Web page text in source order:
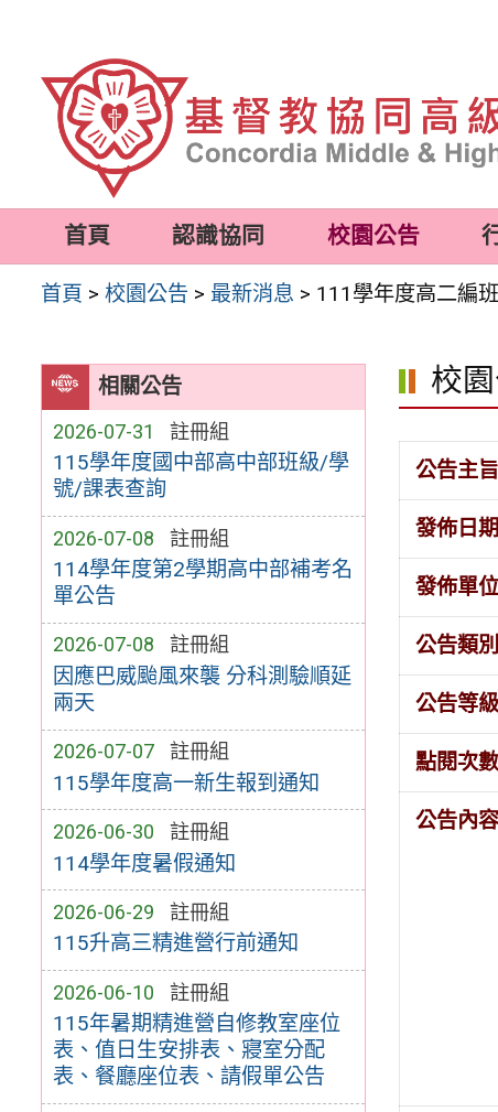
容
首頁 認識協同 校園公告
首頁 >校園公告 > 最新消息 > 111學年度高二編
相關公告
2026-07-31 註冊組
115學年度國中部高中部班級/學
號/課表查詢
2026-07-08 註冊組
114學年度第2學期高中部補考名
單公告
2026-07-08 註冊組
因應巴威颱風來襲 分科測驗順延
兩天
2026-07-07 註冊組
115學年度高一新生報到通知
2026-06-30 註冊組
114學年度暑假通知
2026-06-29 註冊組
115升高三精進營行前通知
2026-06-10 註冊組
115年暑期精進營自修教室座位
表、值日生安排表、寢室分配
表、餐廳座位表、請假單公告
校
公告主旨
發佈日期
發佈單位
公告類別
公告等
點閱次
公告內